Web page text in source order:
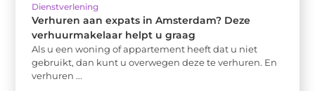
Dienstverlening
Verhuren aan expats in Amsterdam? Deze
verhuurmakelaar helpt u graag
Als u een woning of appartement heeft dat u niet
gebruikt, dan kunt u overwegen deze te verhuren. En
verhuren ...